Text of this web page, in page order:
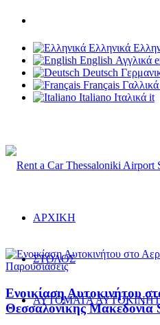
Ελληνικά
English Αγγλικά
Deutsch
Français Γαλλικά
Italiano Ιταλικά it
ΑΡΧΙΚΗ
ΣΤΟΛΟΣ
ΑΥΤΟΜΑΤΑ
Παρουσιάσεις
Ενοικίαση Αυτοκινήτου
Θεσσαλονίκης Μακεδονία